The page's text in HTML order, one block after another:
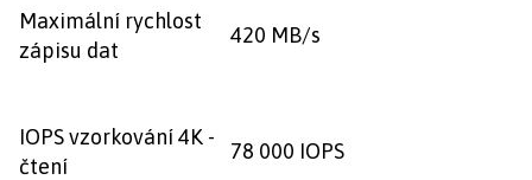
Maximální rychlost
zápisu dat
420 MB/s
IOPS vzorkování 4K -
čtení
78 000 IOPS